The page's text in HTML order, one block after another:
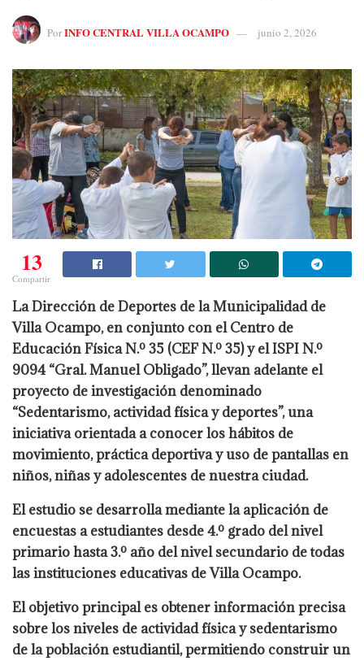
PorINFO CENTRAL VILLA OCAMPO junio 2, 2026
13
Compartir
La Dirección de Deportes de la Municipalidad de
Villa Ocampo, en conjunto con el Centro de
Educación Física N.º 35 (CEF N.º 35) y el ISPI N.º
9094 “Gral. Manuel Obligado”, llevan adelante el
proyecto de investigación denominado
“Sedentarismo, actividad física y deportes”, una
iniciativa orientada a conocer los hábitos de
movimiento, práctica deportiva y uso de pantallas en
niños, niñas y adolescentes de nuestra ciudad.
El estudio se desarrolla mediante la aplicación de
encuestas a estudiantes desde 4.º grado del nivel
primario hasta 3.º año del nivel secundario de todas
las instituciones educativas de Villa Ocampo.
El objetivo principal es obtener información precisa
sobre los niveles de actividad física y sedentarismo
de la población estudiantil, permitiendo construir un